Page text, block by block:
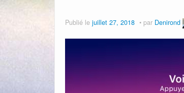
Publié le juillet 27, 2018 par Denirond